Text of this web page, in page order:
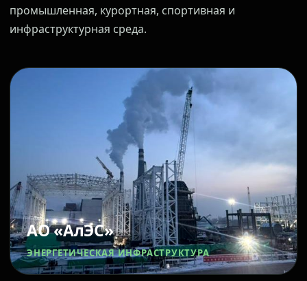
промышленная, курортная, спортивная и
инфраструктурная среда.
АО «АлЭС»
ЭНЕРГЕТИЧЕСКАЯ ИНФРАСТРУКТУРА